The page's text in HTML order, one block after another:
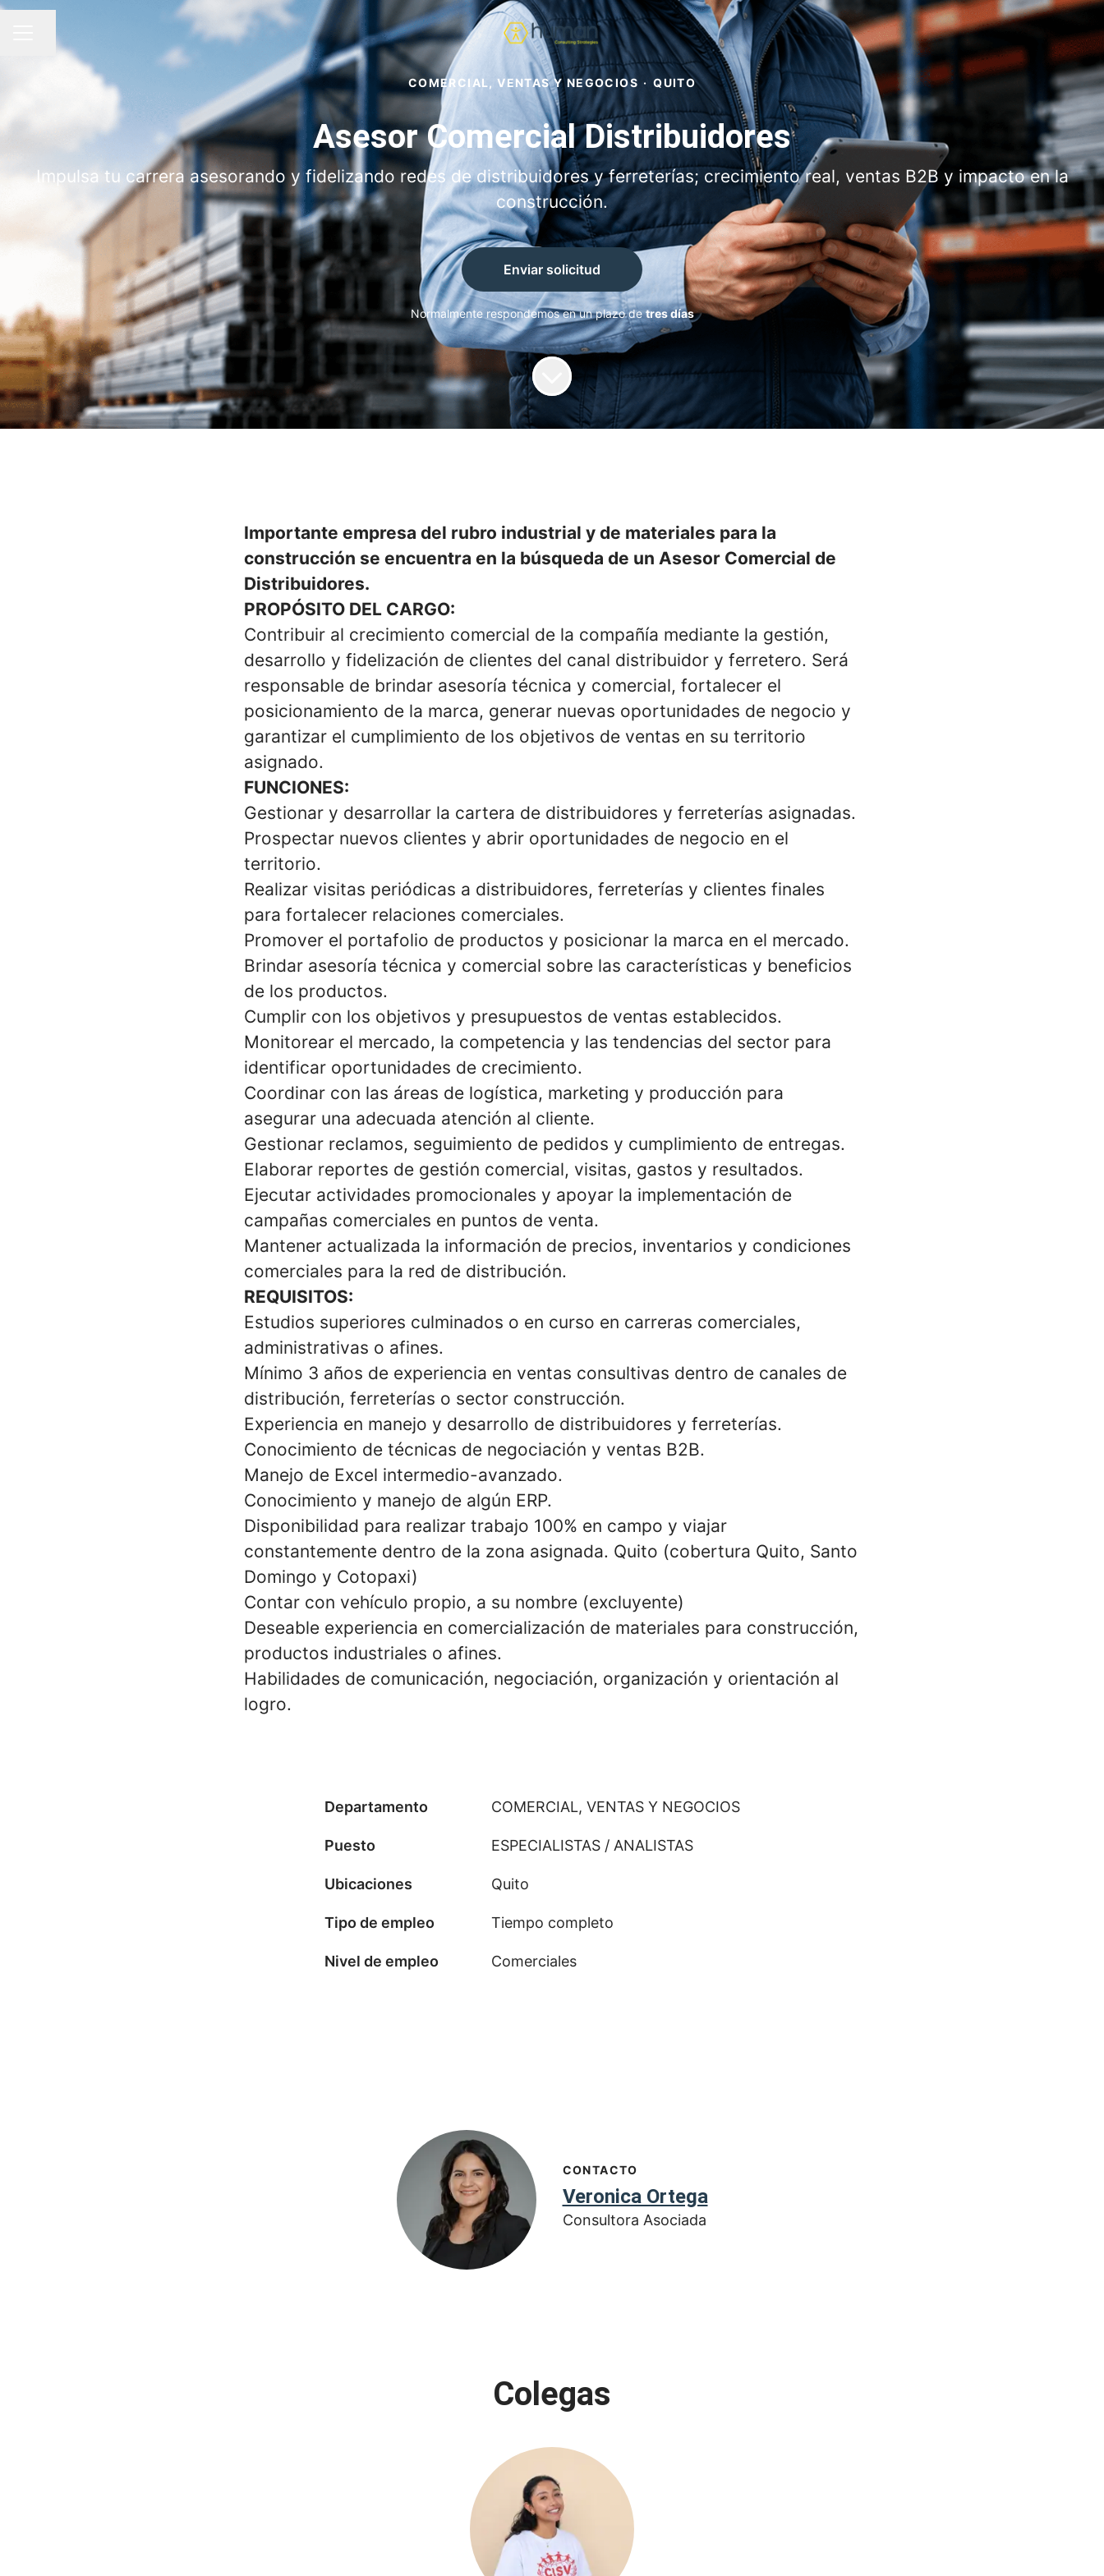
MENÚ DE EMPLEO
Compartir página
COMERCIAL, VENTAS Y NEGOCIOS · QUITO
Asesor Comercial Distribuidores
Impulsa tu carrera asesorando y fidelizando redes de distribuidores y ferreterías; crecimiento real, ventas B2B y impacto en la
construcción.
Enviar solicitud
Normalmente respondemos en un plazo detres días
Importante empresa del rubro industrial y de materiales para la
construcción se encuentra en la búsqueda de un Asesor Comercial de
Distribuidores.
PROPÓSITO DEL CARGO:
Contribuir al crecimiento comercial de la compañía mediante la gestión,
desarrollo y fidelización de clientes del canal distribuidor y ferretero. Será
responsable de brindar asesoría técnica y comercial, fortalecer el
posicionamiento de la marca, generar nuevas oportunidades de negocio y
garantizar el cumplimiento de los objetivos de ventas en su territorio
asignado.
FUNCIONES:
Gestionar y desarrollar la cartera de distribuidores y ferreterías asignadas.
Prospectar nuevos clientes y abrir oportunidades de negocio en el
territorio.
Realizar visitas periódicas a distribuidores, ferreterías y clientes finales
para fortalecer relaciones comerciales.
Promover el portafolio de productos y posicionar la marca en el mercado.
Brindar asesoría técnica y comercial sobre las características y beneficios
de los productos.
Cumplir con los objetivos y presupuestos de ventas establecidos.
Monitorear el mercado, la competencia y las tendencias del sector para
identificar oportunidades de crecimiento.
Coordinar con las áreas de logística, marketing y producción para
asegurar una adecuada atención al cliente.
Gestionar reclamos, seguimiento de pedidos y cumplimiento de entregas.
Elaborar reportes de gestión comercial, visitas, gastos y resultados.
Ejecutar actividades promocionales y apoyar la implementación de
campañas comerciales en puntos de venta.
Mantener actualizada la información de precios, inventarios y condiciones
comerciales para la red de distribución.
REQUISITOS:
Estudios superiores culminados o en curso en carreras comerciales,
administrativas o afines.
Mínimo 3 años de experiencia en ventas consultivas dentro de canales de
distribución, ferreterías o sector construcción.
Experiencia en manejo y desarrollo de distribuidores y ferreterías.
Conocimiento de técnicas de negociación y ventas B2B.
Manejo de Excel intermedio-avanzado.
Conocimiento y manejo de algún ERP.
Disponibilidad para realizar trabajo 100% en campo y viajar
constantemente dentro de la zona asignada. Quito (cobertura Quito, Santo
Domingo y Cotopaxi)
Contar con vehículo propio, a su nombre (excluyente)
Deseable experiencia en comercialización de materiales para construcción,
productos industriales o afines.
Habilidades de comunicación, negociación, organización y orientación al
logro.
Departamento COMERCIAL, VENTAS Y NEGOCIOS
Puesto ESPECIALISTAS / ANALISTAS
Ubicaciones Quito
Tipo de empleo Tiempo completo
Nivel de empleo Comerciales
CONTACTO
Veronica Ortega
Consultora Asociada
Colegas